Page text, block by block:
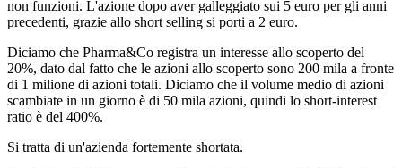
non funzioni. L'azione dopo aver galleggiato sui 5 euro per gli anni
precedenti, grazie allo short selling si porti a 2 euro.
Diciamo che Pharma&Co registra un interesse allo scoperto del
20%, dato dal fatto che le azioni allo scoperto sono 200 mila a fronte
di 1 milione di azioni totali. Diciamo che il volume medio di azioni
scambiate in un giorno è di 50 mila azioni, quindi lo short-interest
ratio è del 400%.
Si tratta di un'azienda fortemente shortata.